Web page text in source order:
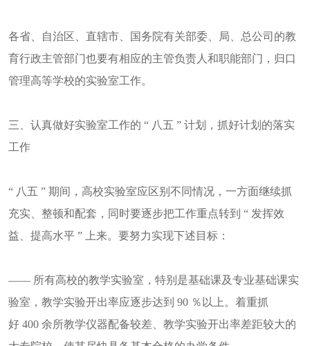
各省、自治区、直辖市、国务院有关部委、局、总公司的教
育行政主管部门也要有相应的主管负责人和职能部门，归口
管理高等学校的实验室工作。
三、认真做好实验室工作的 “ 八五 ” 计划，抓好计划的落实
工作
“ 八五 ” 期间，高校实验室应区别不同情况，一方面继续抓
充实、整顿和配套，同时要逐步把工作重点转到 “ 发挥效
益、提高水平 ” 上来。要努力实现下述目标：
—— 所有高校的教学实验室，特别是基础课及专业基础课实
验室，教学实验开出率应逐步达到 90 ％以上。着重抓
好 400 余所教学仪器配备较差、教学实验开出率差距较大的